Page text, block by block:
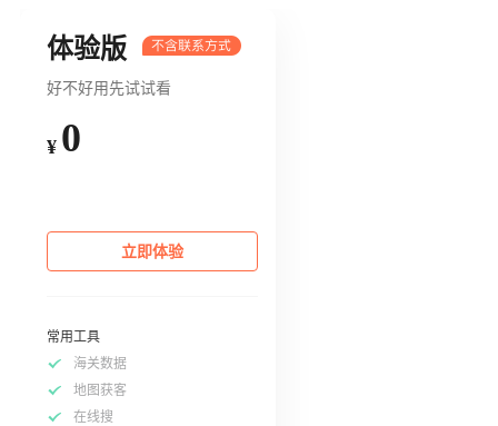
体验版
好不好用先试试看
¥ 0
立即体验
常用工具
海关数据
地图获客
在线搜